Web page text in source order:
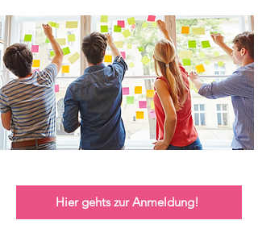
Hier gehts zur Anmeldung!